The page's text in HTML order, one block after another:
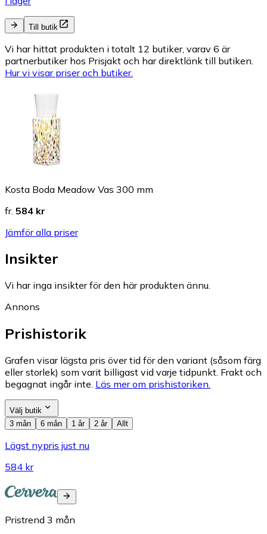
Till butik
Vi har hittat produkten i totalt 12 butiker, varav 6 är
partnerbutiker hos Prisjakt och har direktlänk till butiken.
Hur vi visar priser och butiker.
Kosta Boda Meadow Vas 300 mm
fr. 584 kr
Jämför alla priser
Insikter
Vi har inga insikter för den här produkten ännu.
Annons
Prishistorik
Grafen visar lägsta pris över tid för den variant (såsom färg
eller storlek) som varit billigast vid varje tidpunkt. Frakt och
begagnat ingår inte. Läs mer om prishistoriken.
Välj butik
3 mån
6 mån 1 år 2 år Allt
Lägst nypris just nu
584 kr
Pristrend 3 mån